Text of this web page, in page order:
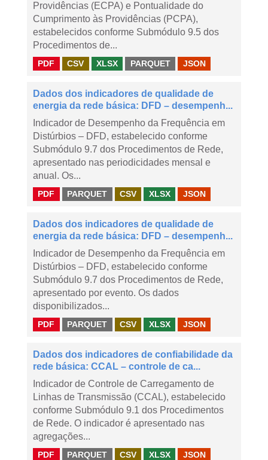
Providências (ECPA) e Pontualidade do
Cumprimento às Providências (PCPA),
estabelecidos conforme Submódulo 9.5 dos
Procedimentos de...
PDF CSV XLSX PARQUET JSON
Dados dos indicadores de qualidade de
energia da rede básica: DFD – desempenh...
Indicador de Desempenho da Frequência em
Distúrbios – DFD, estabelecido conforme
Submódulo 9.7 dos Procedimentos de Rede,
apresentado nas periodicidades mensal e
anual. Os...
PDF PARQUET CSV XLSX JSON
Dados dos indicadores de qualidade de
energia da rede básica: DFD – desempenh...
Indicador de Desempenho da Frequência em
Distúrbios – DFD, estabelecido conforme
Submódulo 9.7 dos Procedimentos de Rede,
apresentado por evento. Os dados
disponibilizados...
PDF PARQUET CSV XLSX JSON
Dados dos indicadores de confiabilidade da
rede básica: CCAL – controle de ca...
Indicador de Controle de Carregamento de
Linhas de Transmissão (CCAL), estabelecido
conforme Submódulo 9.1 dos Procedimentos
de Rede. O indicador é apresentado nas
agregações...
PDF PARQUET CSV XLSX JSON